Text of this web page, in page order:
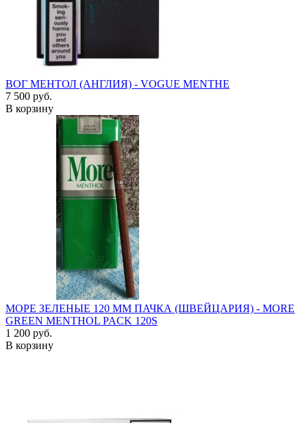
ВОГ МЕНТОЛ (АНГЛИЯ) - VOGUE MENTHE
7 500 руб.
В корзину
МОРЕ ЗЕЛЕНЫЕ 120 ММ ПАЧКА (ШВЕЙЦАРИЯ) - MORE
GREEN MENTHOL PACK 120S
1 200 руб.
В корзину